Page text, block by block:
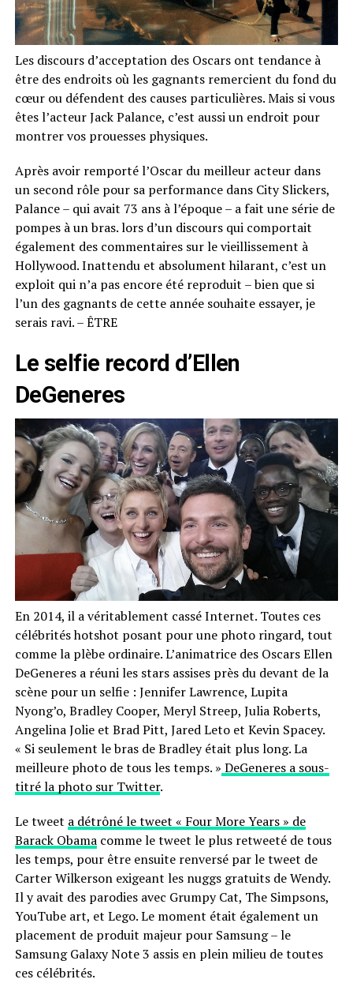
Les discours d’acceptation des Oscars ont tendance à
être des endroits où les gagnants remercient du fond du
cœur ou défendent des causes particulières. Mais si vous
êtes l’acteur Jack Palance, c’est aussi un endroit pour
montrer vos prouesses physiques.
Après avoir remporté l’Oscar du meilleur acteur dans
un second rôle pour sa performance dans City Slickers,
Palance – qui avait 73 ans à l’époque – a fait une série de
pompes à un bras. lors d’un discours qui comportait
également des commentaires sur le vieillissement à
Hollywood. Inattendu et absolument hilarant, c’est un
exploit qui n’a pas encore été reproduit – bien que si
l’un des gagnants de cette année souhaite essayer, je
serais ravi. – ÊTRE
Le selfie record d’Ellen
DeGeneres
En 2014, il a véritablement cassé Internet. Toutes ces
célébrités hotshot posant pour une photo ringard, tout
comme la plèbe ordinaire. L’animatrice des Oscars Ellen
DeGeneres a réuni les stars assises près du devant de la
scène pour un selfie : Jennifer Lawrence, Lupita
Nyong’o, Bradley Cooper, Meryl Streep, Julia Roberts,
Angelina Jolie et Brad Pitt, Jared Leto et Kevin Spacey.
« Si seulement le bras de Bradley était plus long. La
meilleure photo de tous les temps. » DeGeneres a sous-
titré la photo sur Twitter.
Le tweet a détrôné le tweet « Four More Years » de
Barack Obamacomme le tweet le plus retweeté de tous
les temps, pour être ensuite renversé par le tweet de
Carter Wilkerson exigeant les nuggs gratuits de Wendy.
Il y avait des parodies avec Grumpy Cat, The Simpsons,
YouTube art, et Lego. Le moment était également un
placement de produit majeur pour Samsung – le
Samsung Galaxy Note 3 assis en plein milieu de toutes
ces célébrités.